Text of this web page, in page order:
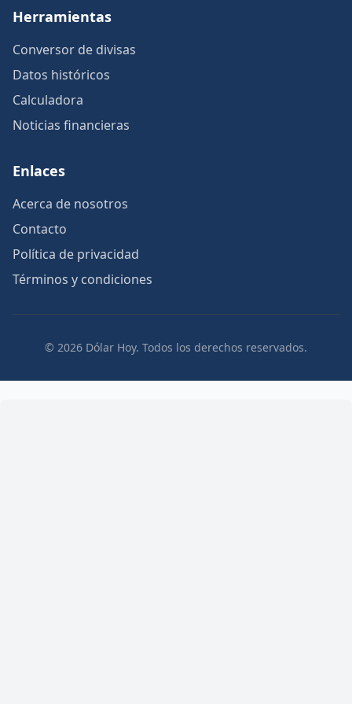
Herramientas
Conversor de divisas
Datos históricos
Calculadora
Noticias financieras
Enlaces
Acerca de nosotros
Contacto
Política de privacidad
Términos y condiciones
© 2026 Dólar Hoy. Todos los derechos reservados.